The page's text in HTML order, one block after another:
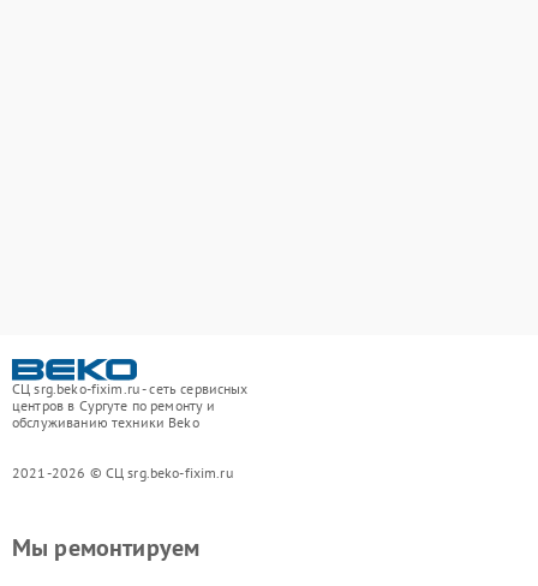
СЦ srg.beko-fixim.ru - сеть сервисных
центров в Сургуте по ремонту и
обслуживанию техники Beko
2021-2026 © СЦ srg.beko-fixim.ru
Мы ремонтируем